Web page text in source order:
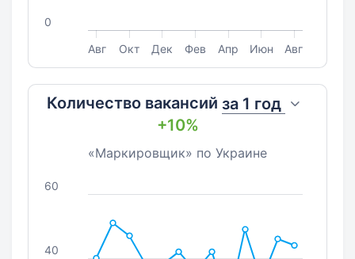
Авг Окт Дек Фев Апр Июн Авг
0
Количество вакансий за 1 год
+10%
«Маркировщик» по Украине
40
60